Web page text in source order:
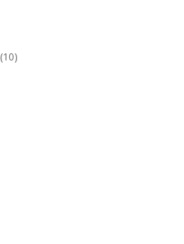
(10)